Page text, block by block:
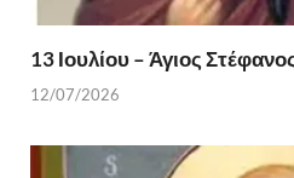
13 Ιουλίου – Άγιος
12/07/2026